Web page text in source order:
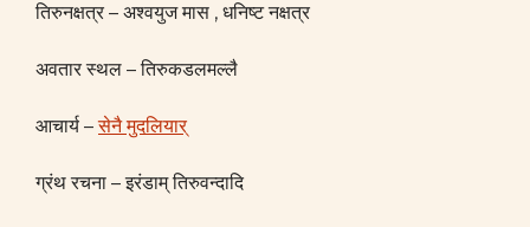
तिरुनक्षत्र – अश्वयुज मास , धनिष्ट नक्षत्र
अवतार स्थल – तिरुकडलमल्लै
आचार्य –सेनै मुदलियार्
ग्रंथ रचना – इरंडाम् तिरुवन्दादि